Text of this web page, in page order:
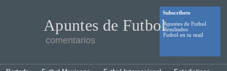
Subscribete
Apuntes de Futbol
Resultados
Futbol en tu mail
Apuntes de Futbol
comentarios